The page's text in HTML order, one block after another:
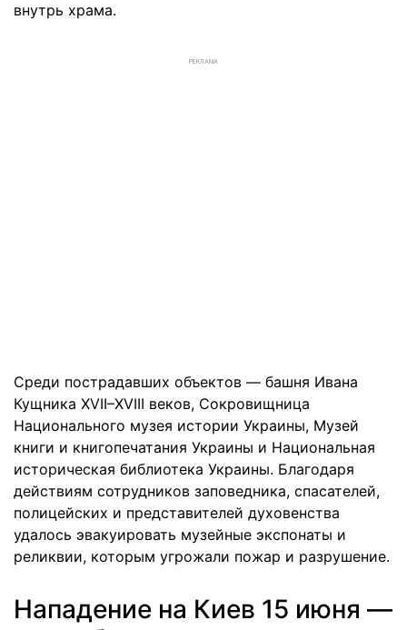
внутрь храма.
РЕКЛАМА
Среди пострадавших объектов — башня Ивана
Кущника XVII–XVIII веков, Сокровищница
Национального музея истории Украины, Музей
книги и книгопечатания Украины и Национальная
историческая библиотека Украины. Благодаря
действиям сотрудников заповедника, спасателей,
полицейских и представителей духовенства
удалось эвакуировать музейные экспонаты и
реликвии, которым угрожали пожар и разрушение.
Нападение на Киев 15 июня —